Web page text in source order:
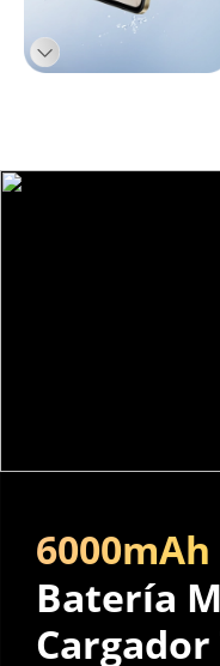
Batería
Cargador
6000mAh